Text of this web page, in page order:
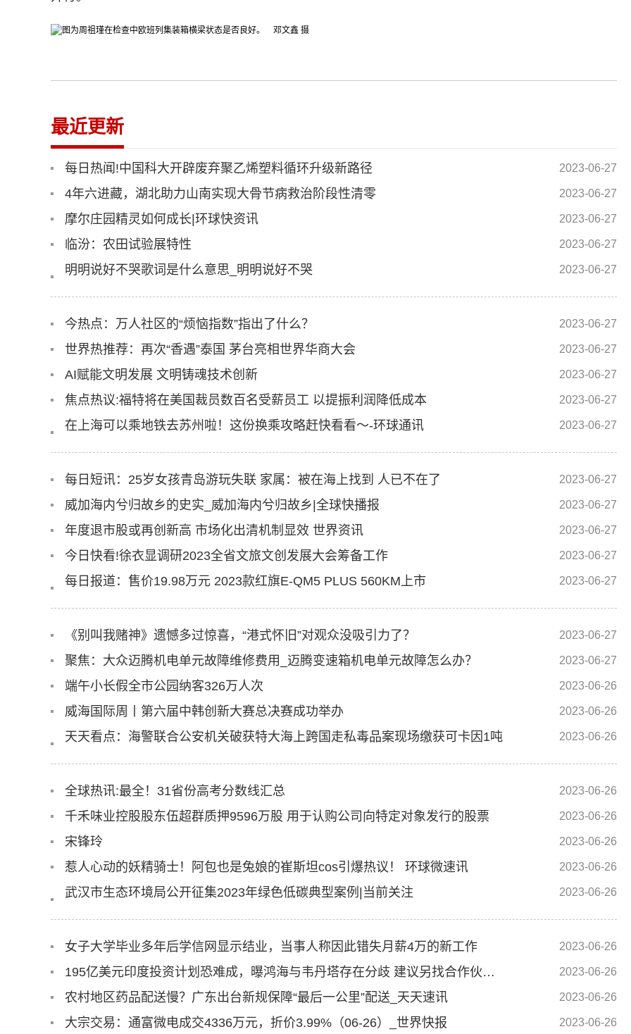
最近更新
每日热闻!中国科大开辟废弃聚乙烯塑料循环升级新路径 2023-06-27
4年六进藏，湖北助力山南实现大骨节病救治阶段性清零 2023-06-27
摩尔庄园精灵如何成长|环球快资讯 2023-06-27
临汾：农田试验展特性 2023-06-27
明明说好不哭歌词是什么意思_明明说好不哭 2023-06-27
今热点：万人社区的“烦恼指数”指出了什么？ 2023-06-27
世界热推荐：再次“香遇”泰国 茅台亮相世界华商大会 2023-06-27
AI赋能文明发展 文明铸魂技术创新 2023-06-27
焦点热议:福特将在美国裁员数百名受薪员工 以提振利润降低成本 2023-06-27
在上海可以乘地铁去苏州啦！这份换乘攻略赶快看看～-环球通讯 2023-06-27
每日短讯：25岁女孩青岛游玩失联 家属：被在海上找到 人已不在了 2023-06-27
威加海内兮归故乡的史实_威加海内兮归故乡|全球快播报 2023-06-27
年度退市股或再创新高 市场化出清机制显效 世界资讯 2023-06-27
今日快看!徐衣显调研2023全省文旅文创发展大会筹备工作 2023-06-27
每日报道：售价19.98万元 2023款红旗E-QM5 PLUS 560KM上市 2023-06-27
《别叫我赌神》遗憾多过惊喜，“港式怀旧”对观众没吸引力了？ 2023-06-27
聚焦：大众迈腾机电单元故障维修费用_迈腾变速箱机电单元故障怎么办？ 2023-06-27
端午小长假全市公园纳客326万人次 2023-06-26
威海国际周丨第六届中韩创新大赛总决赛成功举办 2023-06-26
天天看点：海警联合公安机关破获特大海上跨国走私毒品案现场缴获可卡因1吨 2023-06-26
全球热讯:最全！31省份高考分数线汇总 2023-06-26
千禾味业控股股东伍超群质押9596万股 用于认购公司向特定对象发行的股票 2023-06-26
宋锋玲 2023-06-26
惹人心动的妖精骑士！阿包也是兔娘的崔斯坦cos引爆热议！ 环球微速讯 2023-06-26
武汉市生态环境局公开征集2023年绿色低碳典型案例|当前关注 2023-06-26
女子大学毕业多年后学信网显示结业，当事人称因此错失月薪4万的新工作 2023-06-26
195亿美元印度投资计划恐难成，曝鸿海与韦丹塔存在分歧 建议另找合作伙伴-今头条 2023-06-26
农村地区药品配送慢？广东出台新规保障“最后一公里”配送_天天速讯 2023-06-26
大宗交易：通富微电成交4336万元，折价3.99%（06-26）_世界快报 2023-06-26